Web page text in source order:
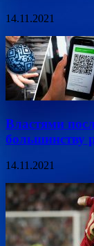
14.11.2021
Властями
большинству
14.11.2021